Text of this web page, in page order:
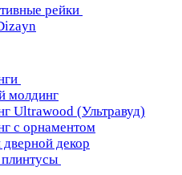
рейки
молдинг
Ultrawood (Ультравуд)
с орнаментом
декор